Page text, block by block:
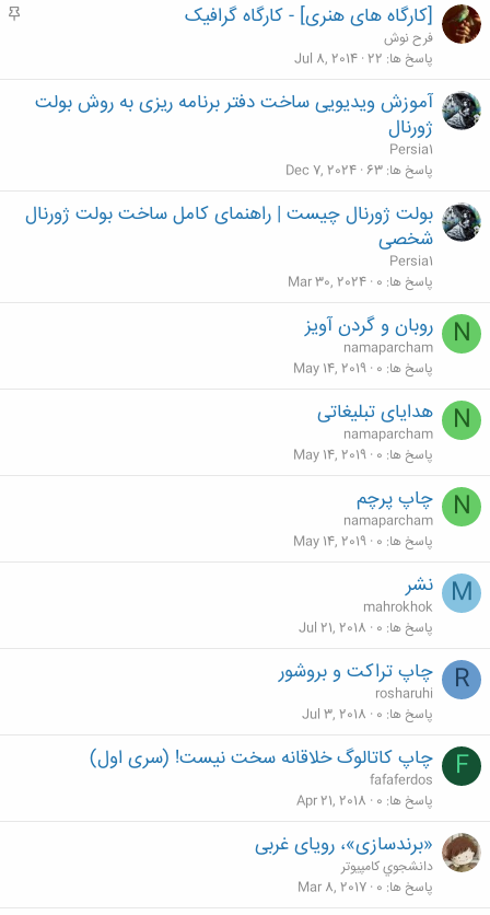
م
[کارگاه های هنری] - کارگاه گرافیک
فرح نوش
پاسخ ها 22
Jul 8, 2014
آموزش ویدیویی ساخت دفتر برنامه ریزی به روش بولت
ژورنال
Persia1
پاسخ ها 63
Dec 7, 2024
بولت ژورنال چیست | راهنمای کامل ساخت بولت ژورنال
شخصی
Persia1
پاسخ ها 0
Mar 30, 2024
N روبان و گردن آویز
namaparcham
پاسخ ها 0
May 14, 2019
N هدایای تبلیغاتی
namaparcham
پاسخ ها 0
May 14, 2019
N چاپ پرچم
namaparcham
پاسخ ها 0
May 14, 2019
M نشر
mahrokhok
پاسخ ها 0
Jul 21, 2018
R چاپ تراکت و بروشور
rosharuhi
پاسخ ها 0
Jul 3, 2018
F چاپ کاتالوگ خلاقانه سخت نیست! (سری اول)
fafaferdos
پاسخ ها 0
Apr 21, 2018
«برندسازی»، رویای غربی
دانشجوي كامپيوتر
پاسخ ها 0
Mar 8, 2017